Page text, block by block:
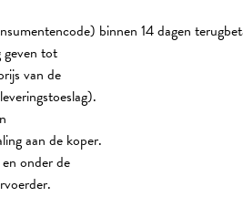
binnen 14 dagen
geven tot
van de
aan de koper.
onder de